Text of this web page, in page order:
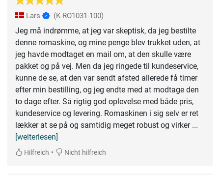
Lars (K-RO1031-100)
Jeg må indrømme, at jeg var skeptisk, da jeg bestilte
denne romaskine, og mine penge blev trukket uden, at
jeg havde modtaget en mail om, at den skulle være
pakket og på vej. Men da jeg ringede til kundeservice,
kunne de se, at den var sendt afsted allerede få timer
efter min bestilling, og jeg endte med at modtage den
to dage efter. Så rigtig god oplevelse med både pris,
kundeservice og levering. Romaskinen i sig selv er ret
lækker at se på og samtidig meget robust og virker ...
[weiterlesen]
Hilfreich • Nicht hilfreich